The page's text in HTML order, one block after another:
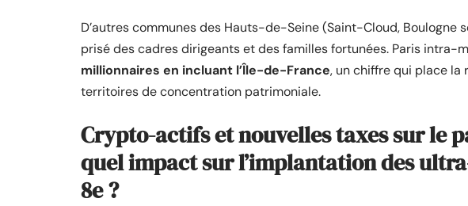
D’autres communes des Hauts-de-Seine (Saint-Cloud,
prisé des cadres dirigeants et des familles fortunées. Paris intra-
millionnaires en incluant l’Île-de-France, un chiffre qui place la
territoires de concentration patrimoniale.
Crypto-actifs et nouvelles taxes sur le
quel impact sur l’implantation des
8e ?